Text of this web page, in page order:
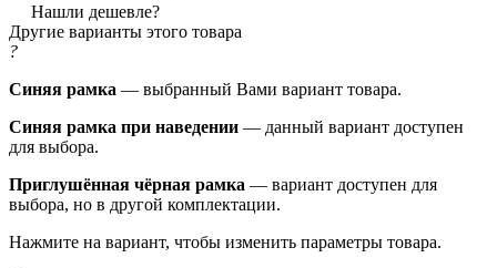
Нашли дешевле?
Другие варианты этого товара
?
Синяя рамка — выбранный Вами вариант товара.
Синяя рамка при наведении — данный вариант доступен
для выбора.
Приглушённая чёрная рамка — вариант доступен для
выбора, но в другой комплектации.
Нажмите на вариант, чтобы изменить параметры товара.